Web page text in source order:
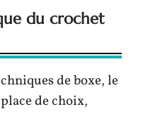
du crochet
de boxe, le
de choix,